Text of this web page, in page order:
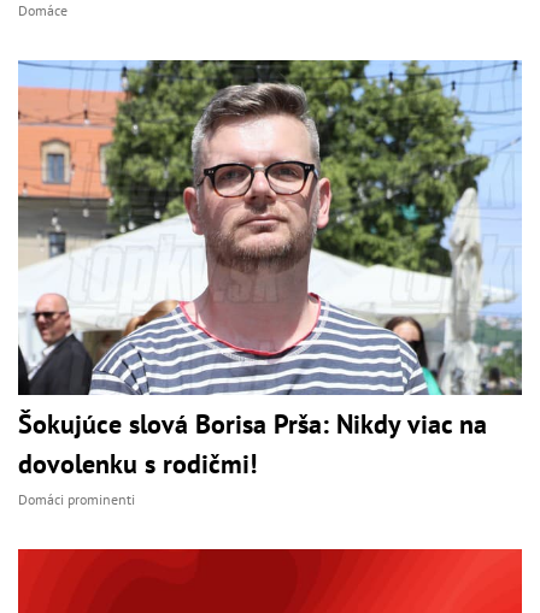
Domáce
Šokujúce slová Borisa Prša: Nikdy viac na
dovolenku s rodičmi!
Domáci prominenti